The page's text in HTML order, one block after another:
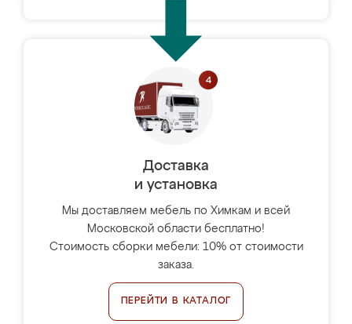
Доставка
и установка
Мы доставляем мебель по Химкам и всей
Московской области бесплатно!
Стоимость сборки мебели: 10% от стоимости
заказа.
ПЕРЕЙТИ В КАТАЛОГ